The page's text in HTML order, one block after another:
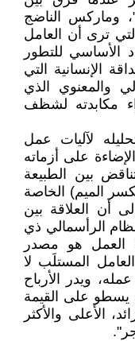
وماركس الناضج
التي ترى أن العامل
الأساسي للتطور
الإنسانية التي
والمعنوي الذي
مكابدته لشظف
لآليات عمل
على أزماته
بين الطبيعة
الميم) الخاصة
أن العلاقة بين
الرأسمالي ذي
العمل هو مصدر
المستلَب لا
ويدر الأرباح
يسطو على القيمة
الأعلى والأكثر